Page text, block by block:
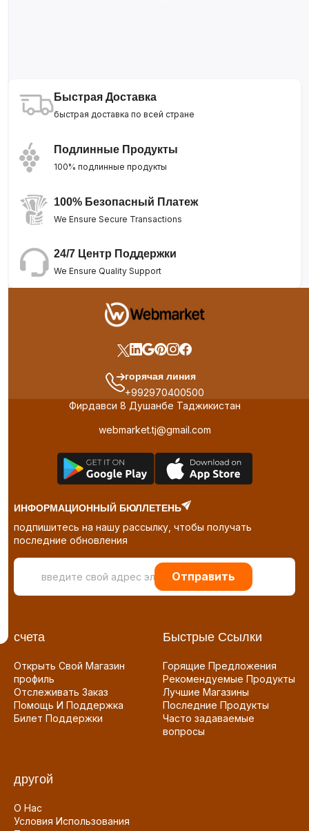
Быстрая Доставка
быстрая доставка по всей стране
Подлинные Продукты
100% подлинные продукты
100% Безопасный Платеж
We Ensure Secure Transactions
24/7 Центр Поддержки
We Ensure Quality Support
горячая линия
+992970400500
Фирдавси 8 Душанбе Таджикистан
webmarket.tj@gmail.com
ИНФОРМАЦИОННЫЙ БЮЛЛЕТЕНЬ
подпишитесь на нашу рассылку, чтобы получать
последние обновления
Отправить
счета
Открыть Свой Магазин
профиль
Отслеживать Заказ
Помощь И Поддержка
Билет Поддержки
Быстрые Ссылки
Горящие Предложения
Рекомендуемые Продукты
Лучшие Магазины
Последние Продукты
Часто задаваемые
вопросы
другой
О Нас
Условия Использования